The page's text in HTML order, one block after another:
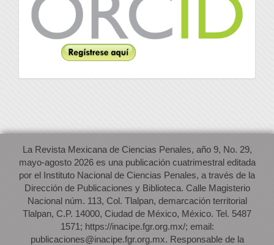
La Revista Mexicana de Ciencias Penales, año 9, No. 29,
mayo-agosto 2026 es una publicación cuatrimestral editada
por el Instituto Nacional de Ciencias Penales, a través de la
Dirección de Publicaciones y Biblioteca. Calle Magisterio
Nacional núm. 113, Col. Tlalpan, demarcación territorial
Tlalpan, C.P. 14000, Ciudad de México, México. Tel. 5487
1571; https://inacipe.fgr.org.mx/; email:
publicaciones@inacipe.fgr.org.mx. Responsable de la